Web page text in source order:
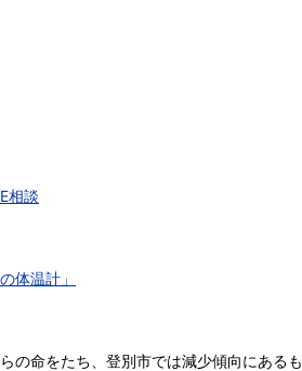
相談
体温計」
の命をたち、登別市では減少傾向にある